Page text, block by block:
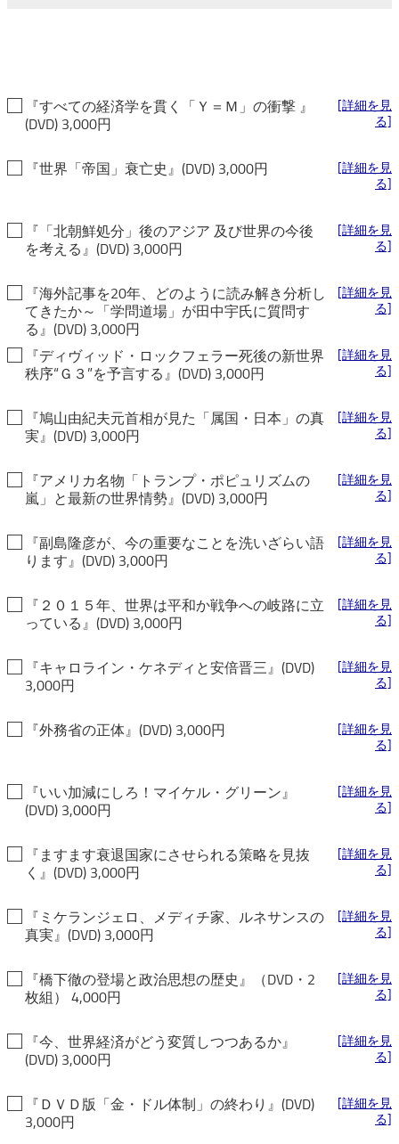
『すべての経済学を貫く「Ｙ＝Ｍ」の衝撃 』
(DVD) 3,000円
『世界「帝国」衰亡史』(DVD) 3,000円
『「北朝鮮処分」後のアジア 及び世界の今後
を考える』(DVD) 3,000円
『海外記事を20年、どのように読み解き分析し
てきたか～「学問道場」が田中宇氏に質問す
る』(DVD) 3,000円
『ディヴィッド・ロックフェラー死後の新世界
秩序“Ｇ３”を予言する』(DVD) 3,000円
『鳩山由紀夫元首相が見た「属国・日本」の真
実』(DVD) 3,000円
『アメリカ名物「トランプ・ポピュリズムの
嵐」と最新の世界情勢』(DVD) 3,000円
『副島隆彦が、今の重要なことを洗いざらい語
ります』(DVD) 3,000円
『２０１５年、世界は平和か戦争への岐路に立
っている』(DVD) 3,000円
『キャロライン・ケネディと安倍晋三』(DVD)
3,000円
『外務省の正体』(DVD) 3,000円
『いい加減にしろ！マイケル・グリーン』
(DVD) 3,000円
『ますます衰退国家にさせられる策略を見抜
く』(DVD) 3,000円
『ミケランジェロ、メディチ家、ルネサンスの
真実』(DVD) 3,000円
『橋下徹の登場と政治思想の歴史』（DVD・2
枚組） 4,000円
『今、世界経済がどう変質しつつあるか』
(DVD) 3,000円
『ＤＶＤ版「金・ドル体制」の終わり』(DVD)
3,000円
[詳細を見
る]
[詳細を見
る]
[詳細を見
る]
[詳細を見
る]
[詳細を見
る]
[詳細を見
る]
[詳細を見
る]
[詳細を見
る]
[詳細を見
る]
[詳細を見
る]
[詳細を見
る]
[詳細を見
る]
[詳細を見
る]
[詳細を見
る]
[詳細を見
る]
[詳細を見
る]
[詳細を見
る]